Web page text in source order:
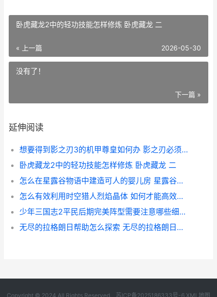
卧虎藏龙2中的轻功技能怎样修炼 卧虎藏龙 二
« 上一篇 2026-05-30
没有了！
下一篇 »
延伸阅读
想要得到影之刃3的机甲尊皇如何办 影之刃必须完成的支线
卧虎藏龙2中的轻功技能怎样修炼 卧虎藏龙 二
怎么在星露谷物语中建造可人的婴儿房 星露谷物怎么放东西
怎么有效利用时空猎人烈焰晶体 如何才能高效的利用时间
少年三国志2平民后期完美阵型需要注意哪些细节 少年三国志2平民适合哪个国家
无尽的拉格朗日帮助怎么探索 无尽的拉格朗日舰船排行
Copyright © 2024 All Rights Reserved. 苏ICP备2025186333号-6 XML地图